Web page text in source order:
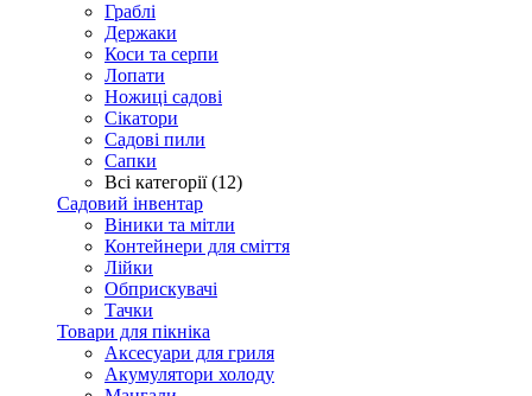
Граблі
Держаки
Коси та серпи
Лопати
Ножиці садові
Сікатори
Садові пили
Сапки
Всі категорії (12)
Садовий інвентар
Віники та мітли
Контейнери для сміття
Лійки
Обприскувачі
Тачки
Товари для пікніка
Аксесуари для гриля
Акумулятори холоду